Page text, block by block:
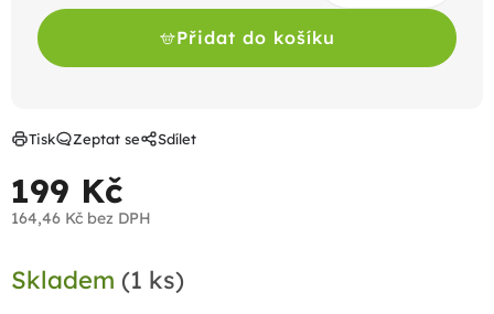
199 Kč
164,46 Kč bez DPH
cena:
Skladem (1 ks)
Přidat do košíku
Tisk Zeptat se Sdílet